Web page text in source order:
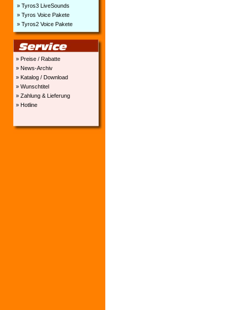
» Tyros3 LiveSounds
» Tyros Voice Pakete
» Tyros2 Voice Pakete
» Preise / Rabatte
» News-Archiv
» Katalog / Download
» Wunschtitel
» Zahlung & Lieferung
» Hotline